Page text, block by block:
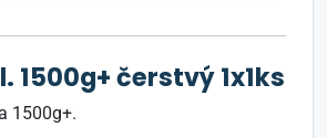
1500g+ čerstvý 1x1ks
1500g+.